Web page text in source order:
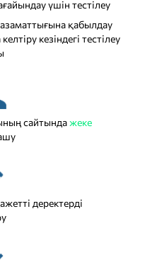
үшін тестілеу
қабылдау
кезіндегі тестілеу
сайтындажеке
деректерді